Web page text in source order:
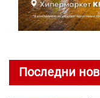
Последни